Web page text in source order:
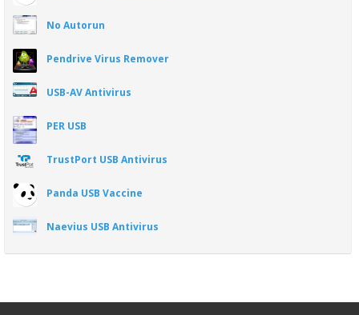
No Autorun
Pendrive Virus Remover
USB-AV Antivirus
PER USB
TrustPort USB Antivirus
Panda USB Vaccine
Naevius USB Antivirus